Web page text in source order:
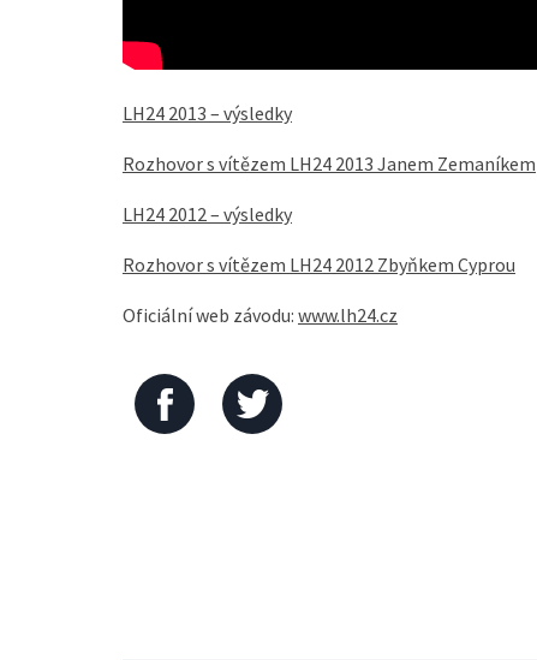
LH24 2013 – výsledky
Rozhovor s vítězem LH24 2013 Janem Zemaníkem
LH24 2012 – výsledky
Rozhovor s vítězem LH24 2012 Zbyňkem Cyprou
Oficiální web závodu: www.lh24.cz